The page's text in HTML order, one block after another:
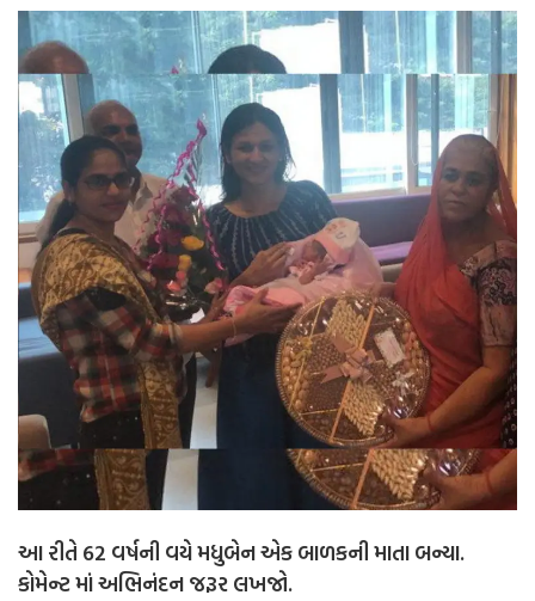
આ રીતે 62 વર્ષની વયે મધુબેન એક બાળકની માતા બન્યા.
કોમેન્ટ માં અભિનંદન જરૂર લખજો.